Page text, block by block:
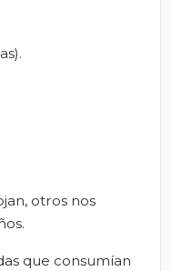
otros nos
que consumían